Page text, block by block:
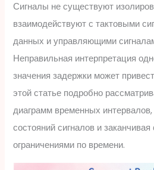
Сигналы не существуют
взаимодействуют с тактовыми
данных и управляющими
Неправильная интерпретация
значения задержки может
этой статье подробно
диаграмм временных
состояний сигналов и
ограничениями по времени.